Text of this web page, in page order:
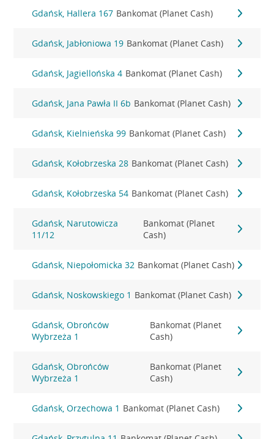
Gdańsk, Hallera 167 Bankomat (Planet Cash)
Gdańsk, Jabłoniowa 19 Bankomat (Planet Cash)
Gdańsk, Jagiellońska 4 Bankomat (Planet Cash)
Gdańsk, Jana Pawła II 6b Bankomat (Planet Cash)
Gdańsk, Kielnieńska 99 Bankomat (Planet Cash)
Gdańsk, Kołobrzeska 28 Bankomat (Planet Cash)
Gdańsk, Kołobrzeska 54 Bankomat (Planet Cash)
Gdańsk, Narutowicza
11/12
Bankomat (Planet
Cash)
Gdańsk, Niepołomicka 32 Bankomat (Planet Cash)
Gdańsk, Noskowskiego 1 Bankomat (Planet Cash)
Gdańsk, Obrońców
Wybrzeża 1
Bankomat (Planet
Cash)
Gdańsk, Obrońców
Wybrzeża 1
Bankomat (Planet
Cash)
Gdańsk, Orzechowa 1 Bankomat (Planet Cash)